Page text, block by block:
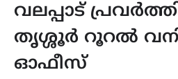
വലപ്പാട്
തൃശ്ശൂര്‍ റൂറല്‍
ഓഫീസ്